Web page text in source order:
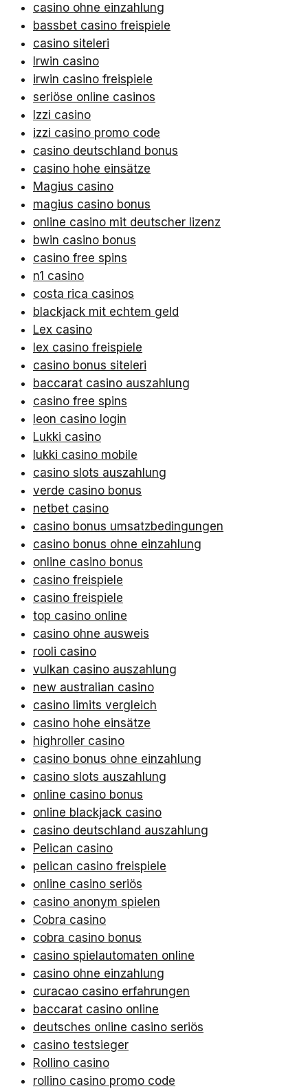
casino ohne einzahlung
bassbet casino freispiele
casino siteleri
Irwin casino
irwin casino freispiele
seriöse online casinos
Izzi casino
izzi casino promo code
casino deutschland bonus
casino hohe einsätze
Magius casino
magius casino bonus
online casino mit deutscher lizenz
bwin casino bonus
casino free spins
n1 casino
costa rica casinos
blackjack mit echtem geld
Lex casino
lex casino freispiele
casino bonus siteleri
baccarat casino auszahlung
casino free spins
leon casino login
Lukki casino
lukki casino mobile
casino slots auszahlung
verde casino bonus
netbet casino
casino bonus umsatzbedingungen
casino bonus ohne einzahlung
online casino bonus
casino freispiele
casino freispiele
top casino online
casino ohne ausweis
rooli casino
vulkan casino auszahlung
new australian casino
casino limits vergleich
casino hohe einsätze
highroller casino
casino bonus ohne einzahlung
casino slots auszahlung
online casino bonus
online blackjack casino
casino deutschland auszahlung
Pelican casino
pelican casino freispiele
online casino seriös
casino anonym spielen
Cobra casino
cobra casino bonus
casino spielautomaten online
casino ohne einzahlung
curacao casino erfahrungen
baccarat casino online
deutsches online casino seriös
casino testsieger
Rollino casino
rollino casino promo code